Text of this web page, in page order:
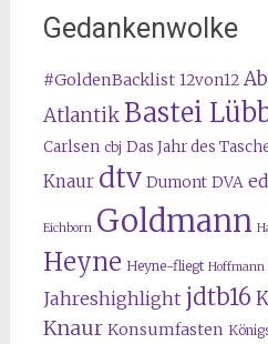
Gedankenwolke
#GoldenBacklist 12von12
Atlantik Bastei
Carlsen cbj Das Jahr des
Knaur dtv Dumont DVA
Eichborn Goldmann
Heyne Heyne-fliegt Hoffmann
Jahreshighlight jdtb16
Knaur Konsumfasten